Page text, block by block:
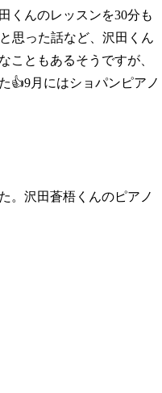
くんのレッスンを30分も
思った話など、沢田くん
こともあるそうですが、
👍9月にはショパンピアノ
。沢田蒼梧くんのピアノ